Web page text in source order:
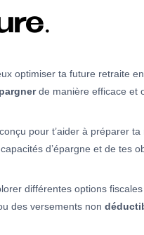
optimiser ta future retraite
de manière efficace et
conçu pour t’aider à préparer
d’épargne et de tes
différentes options
des versements non